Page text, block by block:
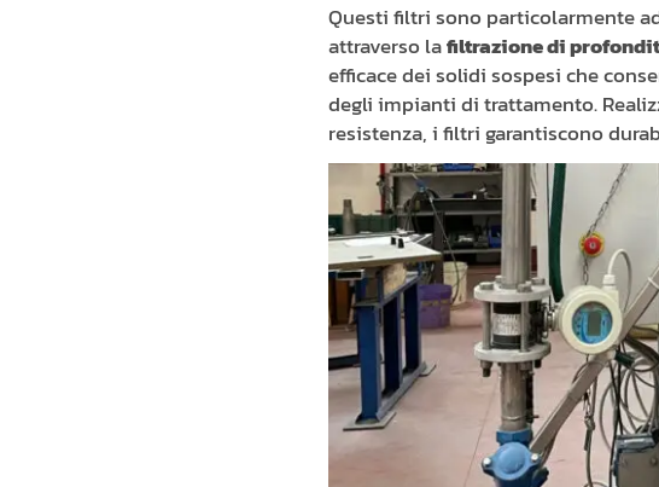
Questi filtri sono particolarmente
attraverso lafiltrazione di
efficace dei solidi sospesi che
degli impianti di trattamento.
resistenza, i filtri garantiscono